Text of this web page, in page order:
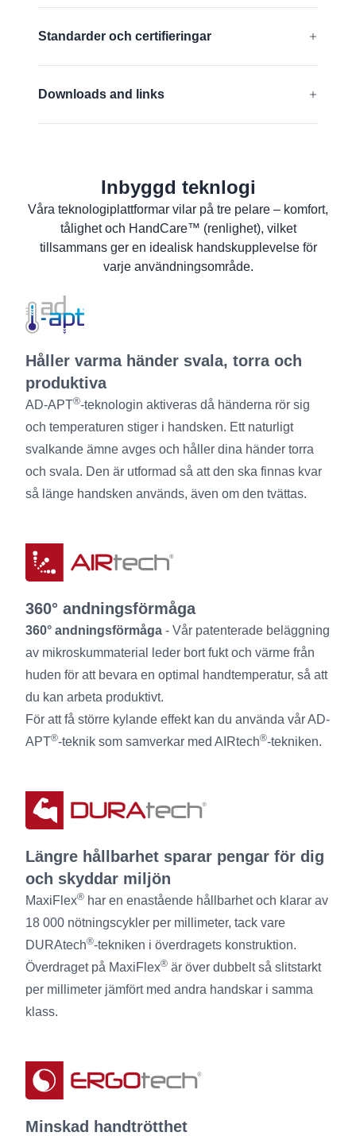
Standarder och certifieringar
Ta reda på mer
Downloads and links
Produktinformation
Tvättanvisningar
Användarinformation
Inbyggd teknlogi
Våra teknologiplattformar vilar på tre pelare – komfort,
tålighet och HandCare™ (renlighet), vilket
tillsammans ger en idealisk handskupplevelse för
varje användningsområde.
Håller varma händer svala, torra och
produktiva
AD-APT®-teknologin aktiveras då händerna rör sig
och temperaturen stiger i handsken. Ett naturligt
svalkande ämne avges och håller dina händer torra
och svala. Den är utformad så att den ska finnas kvar
så länge handsken används, även om den tvättas.
360° andningsförmåga
360° andningsförmåga - Vår patenterade beläggning
av mikroskummaterial leder bort fukt och värme från
huden för att bevara en optimal handtemperatur, så att
du kan arbeta produktivt.
För att få större kylande effekt kan du använda vår AD-
APT®-teknik som samverkar med AIRtech®-tekniken.
Längre hållbarhet sparar pengar för dig
och skyddar miljön
MaxiFlex® har en enastående hållbarhet och klarar av
18 000 nötningscykler per millimeter, tack vare
DURAtech®-tekniken i överdragets konstruktion.
Överdraget på MaxiFlex® är över dubbelt så slitstarkt
per millimeter jämfört med andra handskar i samma
klass.
Minskad handtrötthet